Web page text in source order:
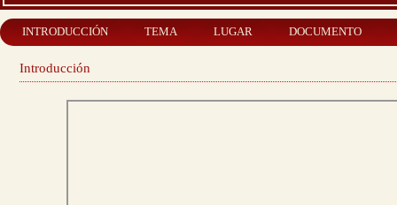
INTRODUCCIÓN TEMA LUGAR DOCUMENTO
Introducción